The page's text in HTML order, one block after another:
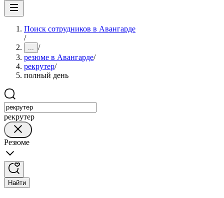
Поиск сотрудников в Авангарде
/
... /
резюме в Авангарде/
рекрутер/
полный день
рекрутер
Резюме
Найти